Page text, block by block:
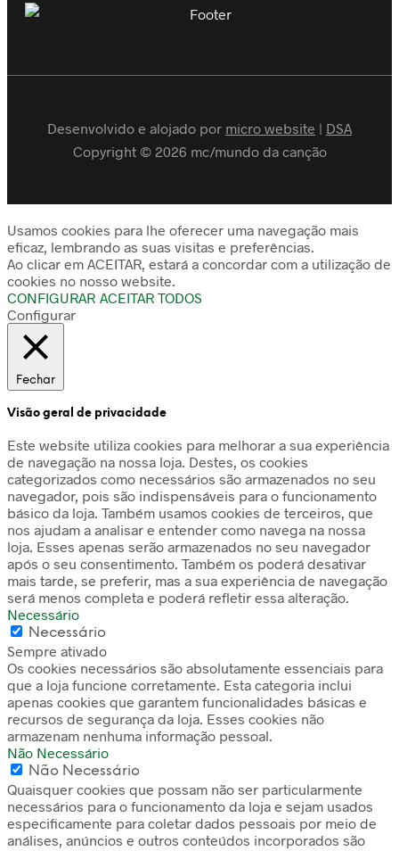
Desenvolvido e alojado por micro website | DSA
Copyright © 2026 mc/mundo da canção
Usamos cookies para lhe oferecer uma navegação mais
eficaz, lembrando as suas visitas e preferências.
Ao clicar em ACEITAR, estará a concordar com a utilização de
cookies no nosso website.
CONFIGURAR ACEITAR TODOS
Configurar
Fechar
Visão geral de privacidade
Este website utiliza cookies para melhorar a sua experiência
de navegação na nossa loja. Destes, os cookies
categorizados como necessários são armazenados no seu
navegador, pois são indispensáveis para o funcionamento
básico da loja. Também usamos cookies de terceiros, que
nos ajudam a analisar e entender como navega na nossa
loja. Esses apenas serão armazenados no seu navegador
após o seu consentimento. Também os poderá desativar
mais tarde, se preferir, mas a sua experiência de navegação
será menos completa e poderá refletir essa alteração.
Necessário
Necessário
Sempre ativado
Os cookies necessários são absolutamente essenciais para
que a loja funcione corretamente. Esta categoria inclui
apenas cookies que garantem funcionalidades básicas e
recursos de segurança da loja. Esses cookies não
armazenam nenhuma informação pessoal.
Não Necessário
Não Necessário
Quaisquer cookies que possam não ser particularmente
necessários para o funcionamento da loja e sejam usados
especificamente para coletar dados pessoais por meio de
análises, anúncios e outros conteúdos incorporados são